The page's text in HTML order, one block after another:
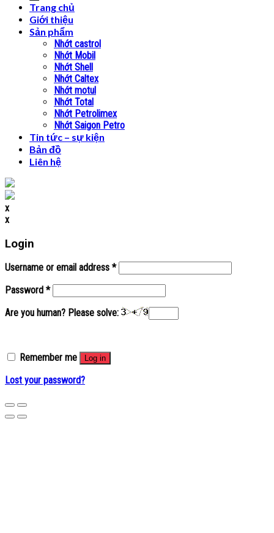
Trang chủ
Giới thiệu
Sản phẩm
Nhớt castrol
Nhớt Mobil
Nhớt Shell
Nhớt Caltex
Nhớt motul
Nhớt Total
Nhớt Petrolimex
Nhớt Saigon Petro
Tin tức – sự kiện
Bản đồ
Liên hệ
x
x
Login
Username or email address *
Password *
Are you human? Please solve:
Remember me Log in
Lost your password?